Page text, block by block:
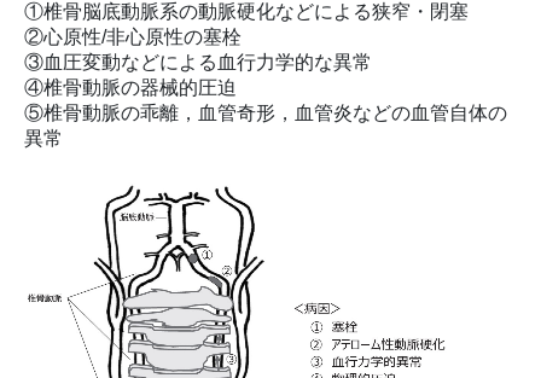
①椎骨脳底動脈系の動脈硬化などによる狭窄・閉塞
②心原性/非心原性の塞栓
③血圧変動などによる血行力学的な異常
④椎骨動脈の器械的圧迫
⑤椎骨動脈の乖離，血管奇形，血管炎などの血管自体の
異常